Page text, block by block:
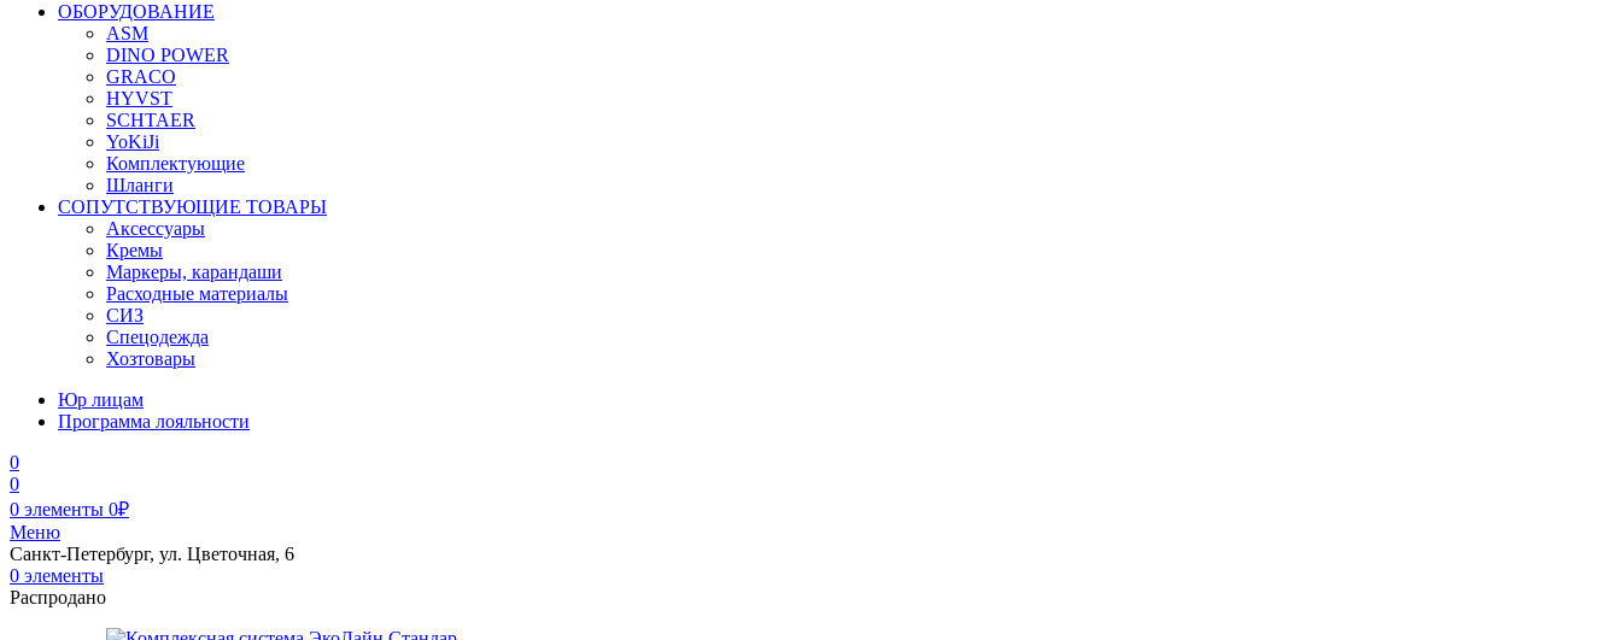
ОБОРУДОВАНИЕ
ASM
DINO POWER
GRACO
HYVST
SCHTAER
YoKiJi
Комплектующие
Шланги
СОПУТСТВУЮЩИЕ ТОВАРЫ
Аксессуары
Кремы
Маркеры, карандаши
Расходные материалы
СИЗ
Спецодежда
Хозтовары
Юр лицам
Программа лояльности
0
0
0 элементы 0₽
Меню
Санкт-Петербург, ул. Цветочная, 6
0 элементы
Распродано